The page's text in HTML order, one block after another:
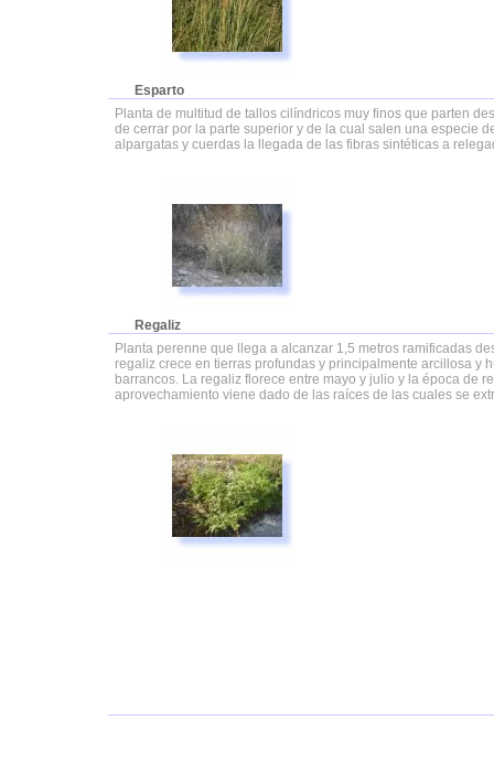
Esparto
Planta de multitud de tallos cilíndricos muy finos que parten
de cerrar por la parte superior y de la cual salen una especie
alpargatas y cuerdas la llegada de las fibras sintéticas a
Regaliz
Planta perenne que llega a alcanzar 1,5 metros ramificadas
regaliz crece en tierras profundas y principalmente arcillosa y
barrancos. La regaliz florece entre mayo y julio y la época de
aprovechamiento viene dado de las raíces de las cuales se